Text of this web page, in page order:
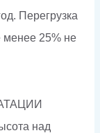
Перегрузка
менее 25% не
над